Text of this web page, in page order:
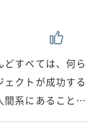
すべては、何ら
クトが成功する
間系にあること…